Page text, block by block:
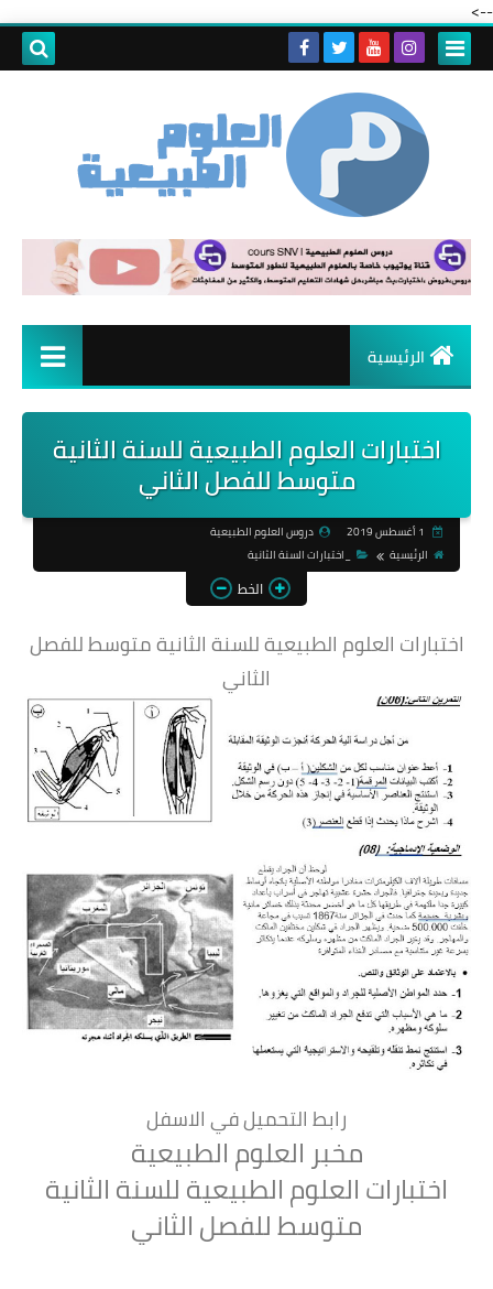
-->
الرئيسية
اختبارات العلوم الطبيعية للسنة الثانية
متوسط للفصل الثاني
دروس العلوم الطبيعية
الرئيسية
_اختبارات السنة الثانية
الخط
اختبارات العلوم الطبيعية للسنة الثانية متوسط للفصل
الثاني
رابط التحميل في الاسفل
مخبر العلوم الطبيعية
اختبارات العلوم الطبيعية للسنة الثانية
متوسط للفصل الثاني